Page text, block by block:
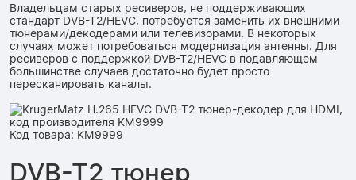
Владельцам старых ресиверов, не поддерживающих
стандарт DVB-T2/HEVC, потребуется заменить их внешними
тюнерами/декодерами или телевизорами. В некоторых
случаях может потребоваться модернизация антенны. Для
ресиверов с поддержкой DVB-T2/HEVC в подавляющем
большинстве случаев достаточно будет просто
пересканировать каналы.
Код товара: KM9999
DVB-T2 тюнер